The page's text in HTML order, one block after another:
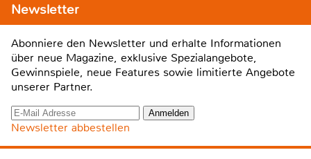
Newsletter
Abonniere den Newsletter und erhalte Informationen
über neue Magazine, exklusive Spezialangebote,
Gewinnspiele, neue Features sowie limitierte Angebote
unserer Partner.
Newsletter abbestellen